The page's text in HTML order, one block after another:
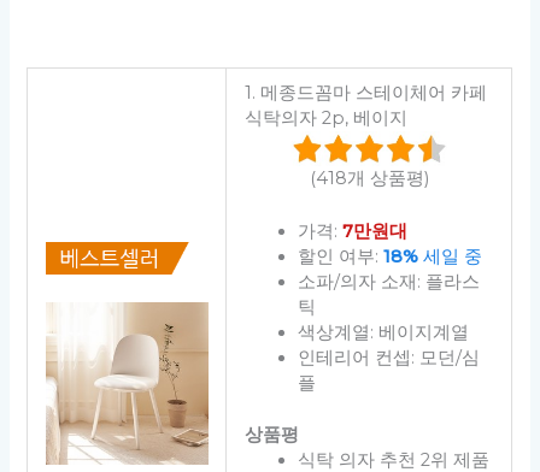
1. 메종드꼼마 스테이체어 카페
식탁의자 2p, 베이지
(418개 상품평)
가격: 7만원대
할인 여부: 18%세일 중
소파/의자 소재: 플라스
틱
색상계열: 베이지계열
인테리어 컨셉: 모던/심
플
상품평
식탁 의자 추천 2위 제품